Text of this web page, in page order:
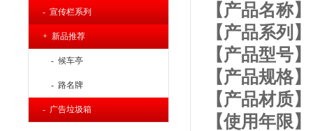
- 宣传栏系列
+ 新品推荐
- 候车亭
- 路名牌
- 广告垃圾箱
【产品名称
【产品系列
【产品型号
【产品规格
【产品材质
【使用年限